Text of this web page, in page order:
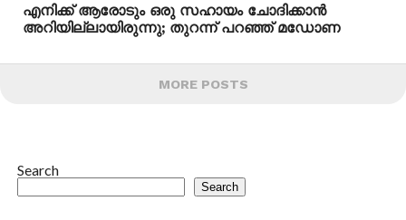
എനിക്ക് ആരോടും ഒരു സഹായം ചോദിക്കാന്‍
അറിയില്ലായിരുന്നു; തുറന്ന് പറഞ്ഞ് മഡോണ
MORE POSTS
Search
Search